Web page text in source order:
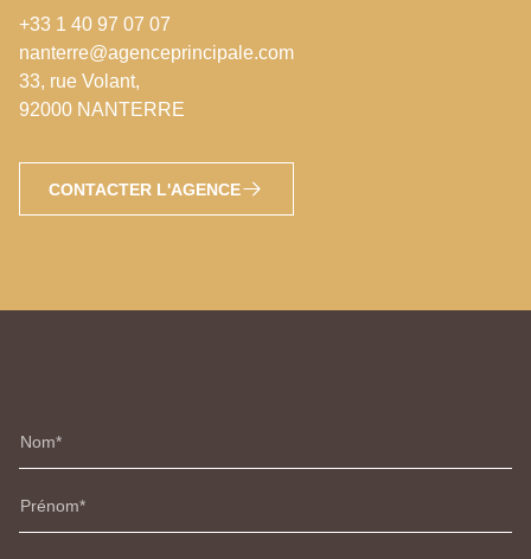
+33 1 40 97 07 07
nanterre@agenceprincipale.com
33, rue Volant,
92000 NANTERRE
CONTACTER L'AGENCE
Nom
Prénom